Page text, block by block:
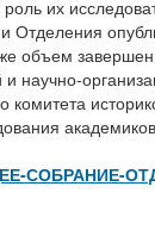
их
Отделения
объем
научно-
СОБРАНИЕ-